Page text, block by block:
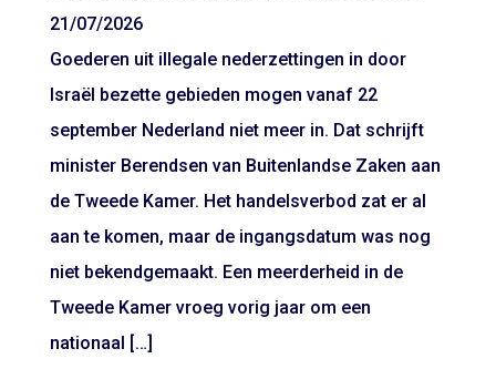
21/07/2026
Goederen uit illegale nederzettingen in door
Israël bezette gebieden mogen vanaf 22
september Nederland niet meer in. Dat schrijft
minister Berendsen van Buitenlandse Zaken aan
de Tweede Kamer. Het handelsverbod zat er al
aan te komen, maar de ingangsdatum was nog
niet bekendgemaakt. Een meerderheid in de
Tweede Kamer vroeg vorig jaar om een
nationaal […]